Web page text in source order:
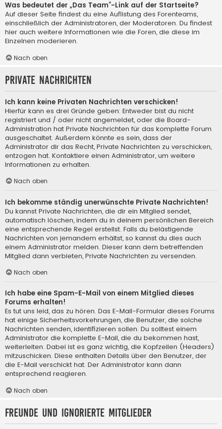
Was bedeutet der „Das Team“-Link auf der Startseite?
Auf dieser Seite findest du eine Auflistung des Forenteams,
einschließlich der Administratoren, der Moderatoren. Du findest
hier auch weitere Informationen wie die Foren, die diese im
Einzelnen moderieren.
Nach oben
Private Nachrichten
Ich kann keine Privaten Nachrichten verschicken!
Hierfür kann es drei Gründe geben: Entweder bist du nicht
registriert und / oder nicht angemeldet, oder die Board-
Administration hat Private Nachrichten für das komplette Forum
ausgeschaltet. Außerdem könnte es sein, dass der
Administrator dir das Recht, Private Nachrichten zu verschicken,
entzogen hat. Kontaktiere einen Administrator, um weitere
Informationen zu erhalten.
Nach oben
Ich bekomme ständig unerwünschte Private Nachrichten!
Du kannst Private Nachrichten, die dir ein Mitglied sendet,
automatisch löschen, indem du in deinem persönlichen Bereich
eine entsprechende Regel erstellst. Falls du belästigende
Nachrichten von jemandem erhältst, so kannst du dies auch
einem Administrator melden. Dieser kann dem betreffenden
Mitglied dann verbieten, Private Nachrichten zu versenden.
Nach oben
Ich habe eine Spam-E-Mail von einem Mitglied dieses
Forums erhalten!
Es tut uns leid, das zu hören. Das E-Mail-Formular dieses Forums
hat einige Sicherheitsvorkehrungen, die Benutzer, die solche
Nachrichten senden, identifizieren sollen. Du solltest einem
Administrator die komplette E-Mail, die du bekommen hast,
weiterleiten. Dabei ist es ganz wichtig, die Kopfzeilen (Headers)
mitzuschicken. Diese enthalten Details über den Benutzer, der
die E-Mail verschickt hat. Der Administrator kann dann
entsprechend reagieren.
Nach oben
Freunde und ignorierte Mitglieder